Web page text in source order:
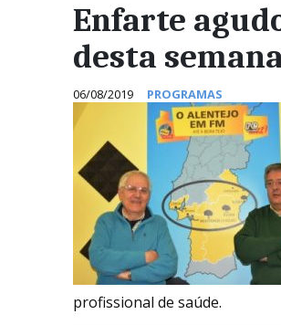
Enfarte
desta
06/08/2019 PROGRAMAS
profissional de saúde.